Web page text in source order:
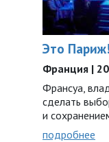
Это Париж!
Франция |
Франсуа,
сделать
и
подробнее